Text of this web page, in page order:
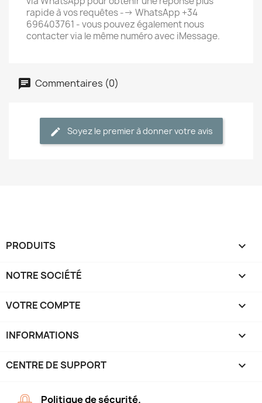
rapide à vos requêtes --> WhatsApp +34
696403761 - vous pouvez également nous
contacter via le même numéro avec iMessage.
Commentaires (0)
Soyez le premier à donner votre avis
PRODUITS 
NOTRE SOCIÉTÉ 
VOTRE COMPTE 
INFORMATIONS keyboard_arrow_down
CENTRE DE SUPPORT 
Politique de sécurité.